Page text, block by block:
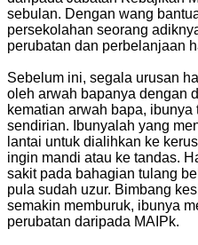
sebulan. Dengan wang
persekolahan seorang
perubatan dan perbelanjaan
Sebelum ini, segala urusan
oleh arwah bapanya dengan
kematian arwah bapa,
sendirian. Ibunyalah yang
lantai untuk dialihkan ke
ingin mandi atau ke tandas.
sakit pada bahagian tulang
pula sudah uzur. Bimbang
semakin memburuk, ibunya
perubatan daripada MAIPk.